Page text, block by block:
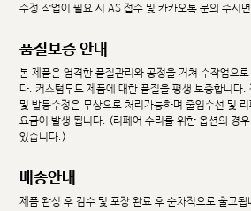
수정 작업이 필요 시 AS 접수 및 카카오톡 문의 주시
품질보증 안내
본 제품은 엄격한 품질관리와 공정을 거쳐 수작업으
다. 커스텀무드 제품에 대한 품질을 평생 보증합니다
및 발등수정은 무상으로 처리가능하며 줄임수선 및
요금이 발생 됩니다. (리페어 수리를 위한 옵션의 경
있습니다.)
배송안내
제품 완성 후 검수 및 포장 완료 후 순차적으로 출고됩